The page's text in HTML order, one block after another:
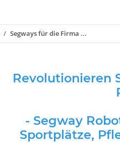
Segways für die Firma ...
Revolutionieren
- Segway
Sportplätze,